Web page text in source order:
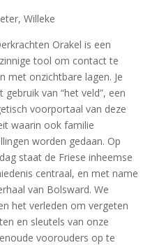
Orakel is een
tool om contact te
met onzichtbare lagen. Je
gebruik van “het veld”, een
voorportaal van deze
waarin ook familie
worden gedaan. Op
staat de Friese inheemse
centraal, en met name
van Bolsward. We
het verleden om vergeten
en sleutels van onze
voorouders op te
Willeke